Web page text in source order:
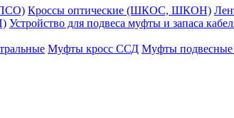
Кроссы оптические (ШКОС, ШКОН)
Устройство для подвеса муфты и запаса
Муфты кросс ССД Муфты подвесные